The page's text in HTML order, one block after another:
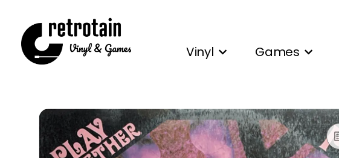
Vinyl Games